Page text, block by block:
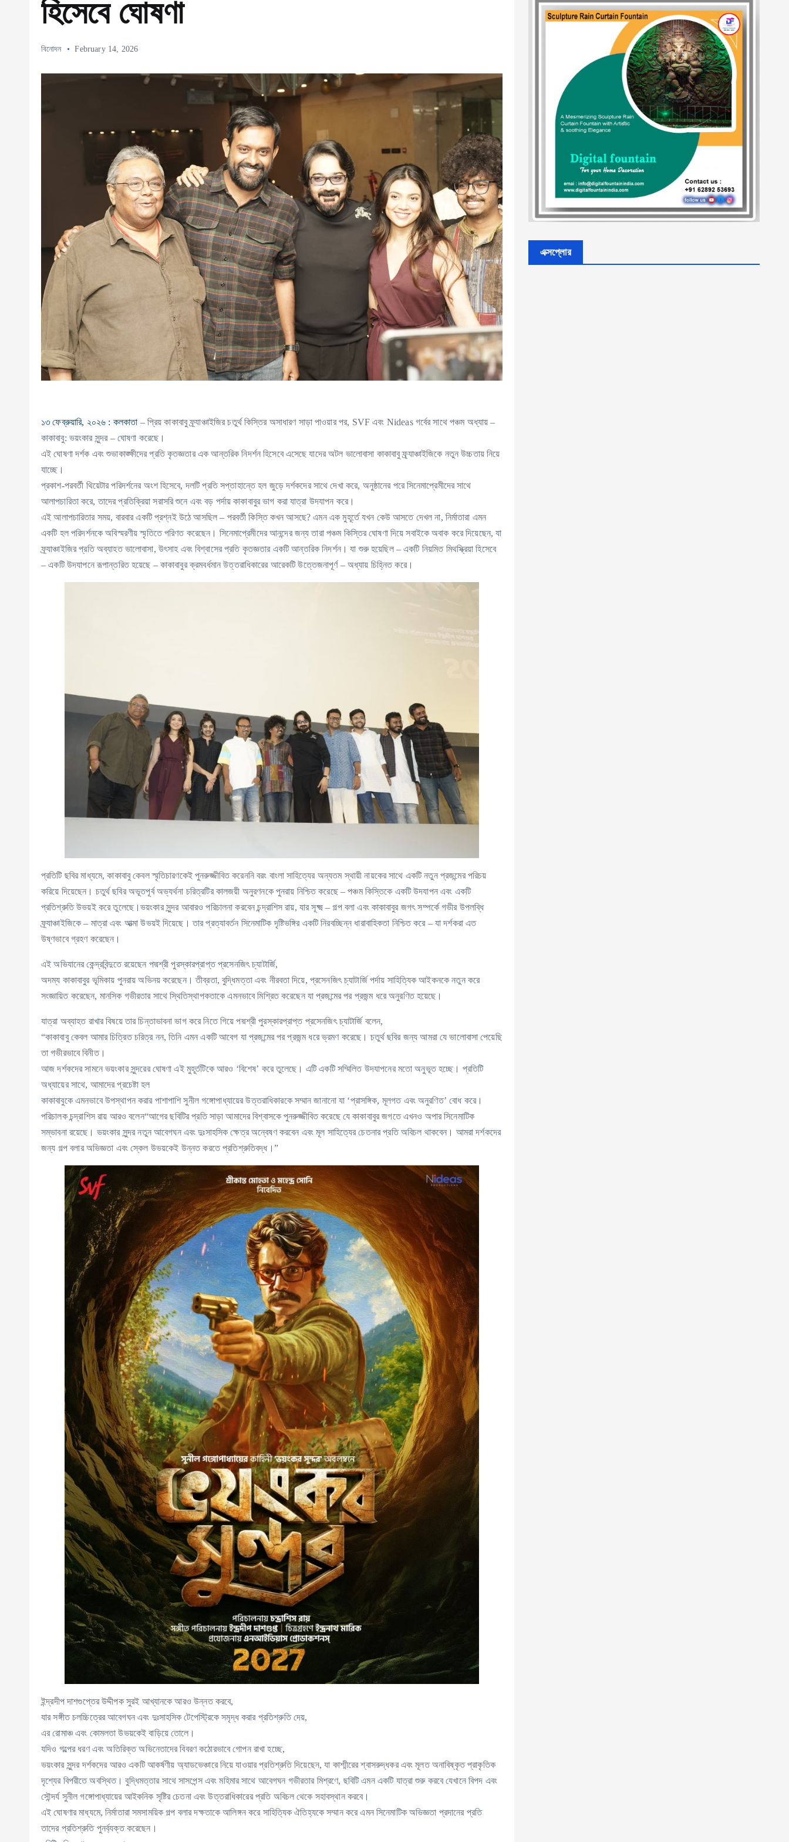
হিসেবে ঘোষণা
বিনোদন February 14, 2026
১৩ ফেব্রুয়ারি, ২০২৬ : কলকাতা – প্রিয় কাকাবাবু ফ্র্যাঞ্চাইজির চতুর্থ কিস্তির অসাধারণ সাড়া পাওয়ার পর, SVF এবং Nideas গর্বের সাথে পঞ্চম অধ্যায় –
কাকাবাবু: ভয়ংকার সুন্দর – ঘোষণা করেছে।
এই ঘোষণা দর্শক এবং শুভাকাঙ্ক্ষীদের প্রতি কৃতজ্ঞতার এক আন্তরিক নিদর্শন হিসেবে এসেছে যাদের অটল ভালোবাসা কাকাবাবু ফ্র্যাঞ্চাইজিকে নতুন উচ্চতায় নিয়ে
যাচ্ছে।
প্রকাশ-পরবর্তী থিয়েটার পরিদর্শনের অংশ হিসেবে, দলটি প্রতি সপ্তাহান্তে হল জুড়ে দর্শকদের সাথে দেখা করে, অনুষ্ঠানের পরে সিনেমাপ্রেমীদের সাথে
আলাপচারিতা করে, তাদের প্রতিক্রিয়া সরাসরি শুনে এবং বড় পর্দায় কাকাবাবুর ভাগ করা যাত্রা উদযাপন করে।
এই আলাপচারিতার সময়, বারবার একটি প্রশ্নই উঠে আসছিল – পরবর্তী কিস্তি কখন আসছে? এমন এক মুহূর্তে যখন কেউ আসতে দেখল না, নির্মাতারা এমন
একটি হল পরিদর্শনকে অবিস্মরণীয় স্মৃতিতে পরিণত করেছেন। সিনেমাপ্রেমীদের আনন্দের জন্য তারা পঞ্চম কিস্তির ঘোষণা দিয়ে সবাইকে অবাক করে দিয়েছেন, যা
ফ্র্যাঞ্চাইজির প্রতি অব্যাহত ভালোবাসা, উৎসাহ এবং বিশ্বাসের প্রতি কৃতজ্ঞতার একটি আন্তরিক নিদর্শন। যা শুরু হয়েছিল – একটি নিয়মিত মিথস্ক্রিয়া হিসেবে
– একটি উদযাপনে রূপান্তরিত হয়েছে – কাকাবাবুর ক্রমবর্ধমান উত্তরাধিকারের আরেকটি উত্তেজনাপূর্ণ – অধ্যায় চিহ্নিত করে।
প্রতিটি ছবির মাধ্যমে, কাকাবাবু কেবল স্মৃতিচারণকেই পুনরুজ্জীবিত করেননি বরং বাংলা সাহিত্যের অন্যতম স্থায়ী নায়কের সাথে একটি নতুন প্রজন্মের পরিচয়
করিয়ে দিয়েছেন। চতুর্থ ছবির অভূতপূর্ব অভ্যর্থনা চরিত্রটির কালজয়ী অনুরণনকে পুনরায় নিশ্চিত করেছে – পঞ্চম কিস্তিকে একটি উদযাপন এবং একটি
প্রতিশ্রুতি উভয়ই করে তুলেছে।ভয়ংকার সুন্দর আবারও পরিচালনা করবেন চন্দ্রাশিস রায়, যার সূক্ষ্ম – গল্প বলা এবং কাকাবাবুর জগৎ সম্পর্কে গভীর উপলব্ধি
ফ্র্যাঞ্চাইজিকে – মাত্রা এবং আত্মা উভয়ই দিয়েছে। তার প্রত্যাবর্তন সিনেমাটিক দৃষ্টিভঙ্গির একটি নিরবচ্ছিন্ন ধারাবাহিকতা নিশ্চিত করে – যা দর্শকরা এত
উষ্ণভাবে গ্রহণ করেছেন।
এই অভিযানের কেন্দ্রবিন্দুতে রয়েছেন পদ্মশ্রী পুরস্কারপ্রাপ্ত প্রসেনজিৎ চ্যাটার্জি,
অদম্য কাকাবাবুর ভূমিকায় পুনরায় অভিনয় করেছেন। তীব্রতা, বুদ্ধিমত্তা এবং নীরবতা দিয়ে, প্রসেনজিৎ চ্যাটার্জি পর্দায় সাহিত্যিক আইকনকে নতুন করে
সংজ্ঞায়িত করেছেন, মানসিক গভীরতার সাথে স্থিতিস্থাপকতাকে এমনভাবে মিশ্রিত করেছেন যা প্রজন্মের পর প্রজন্ম ধরে অনুরণিত হয়েছে।
যাত্রা অব্যাহত রাখার বিষয়ে তার চিন্তাভাবনা ভাগ করে নিতে গিয়ে পদ্মশ্রী পুরস্কারপ্রাপ্ত প্রসেনজিৎ চ্যাটার্জি বলেন,
“কাকাবাবু কেবল আমার চিত্রিত চরিত্র নন, তিনি এমন একটি আবেগ যা প্রজন্মের পর প্রজন্ম ধরে ভ্রমণ করেছে। চতুর্থ ছবির জন্য আমরা যে ভালোবাসা পেয়েছি
তা গভীরভাবে বিনীত।
আজ দর্শকদের সামনে ভয়ংকার সুন্দরের ঘোষণা এই মুহূর্তটিকে আরও ‘বিশেষ’ করে তুলেছে। এটি একটি সম্মিলিত উদযাপনের মতো অনুভূত হচ্ছে। প্রতিটি
অধ্যায়ের সাথে, আমাদের প্রচেষ্টা হল
কাকাবাবুকে এমনভাবে উপস্থাপন করার পাশাপাশি সুনীল গঙ্গোপাধ্যায়ের উত্তরাধিকারকে সম্মান জানানো যা ‘প্রাসঙ্গিক, মূলগত এবং অনুরণিত’ বোধ করে।
পরিচালক চন্দ্রাশিস রায় আরও বলেন“আগের ছবিটির প্রতি সাড়া আমাদের বিশ্বাসকে পুনরুজ্জীবিত করেছে যে কাকাবাবুর জগতে এখনও অপার সিনেমাটিক
সম্ভাবনা রয়েছে। ভয়ংকার সুন্দর নতুন আবেগঘন এবং দুঃসাহসিক ক্ষেত্র অন্বেষণ করবেন এবং মূল সাহিত্যের চেতনার প্রতি অবিচল থাকবেন। আমরা দর্শকদের
জন্য গল্প বলার অভিজ্ঞতা এবং স্কেল উভয়কেই উন্নত করতে প্রতিশ্রুতিবদ্ধ।”
ইন্দ্রদীপ দাশগুপ্তের উদ্দীপক সুরই আখ্যানকে আরও উন্নত করবে,
যার সঙ্গীত চলচ্চিত্রের আবেগঘন এবং দুঃসাহসিক টেপেস্ট্রিকে সমৃদ্ধ করার প্রতিশ্রুতি দেয়,
এর রোমাঞ্চ এবং কোমলতা উভয়কেই বাড়িয়ে তোলে।
যদিও গল্পের ধরণ এবং অতিরিক্ত অভিনেতাদের বিবরণ কঠোরভাবে গোপন রাখা হচ্ছে,
ভয়ংকার সুন্দর দর্শকদের আরও একটি আকর্ষণীয় অ্যাডভেঞ্চারে নিয়ে যাওয়ার প্রতিশ্রুতি দিয়েছেন, যা কাশ্মীরের শ্বাসরুদ্ধকর এবং মূলত অনাবিষ্কৃত প্রাকৃতিক
দৃশ্যের বিপরীতে অবস্থিত। বুদ্ধিমত্তার সাথে সাসপেন্স এবং মহিমার সাথে আবেগঘন গভীরতার মিশ্রণে, ছবিটি এমন একটি যাত্রা শুরু করবে যেখানে বিপদ এবং
সৌন্দর্য সুনীল গঙ্গোপাধ্যায়ের আইকনিক সৃষ্টির চেতনা এবং উত্তরাধিকারের প্রতি অবিচল থেকে সহাবস্থান করবে।
এই ঘোষণার মাধ্যমে, নির্মাতারা সমসাময়িক গল্প বলার দক্ষতাকে আলিঙ্গন করে সাহিত্যিক ঐতিহ্যকে সম্মান করে এমন সিনেমাটিক অভিজ্ঞতা প্রদানের প্রতি
তাদের প্রতিশ্রুতি পুনর্ব্যক্ত করেছেন।
এক্সপ্লোর